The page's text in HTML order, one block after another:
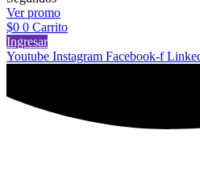
Ver promo
$0 0 Carrito
Ingresar
Youtube Instagram Facebook-f